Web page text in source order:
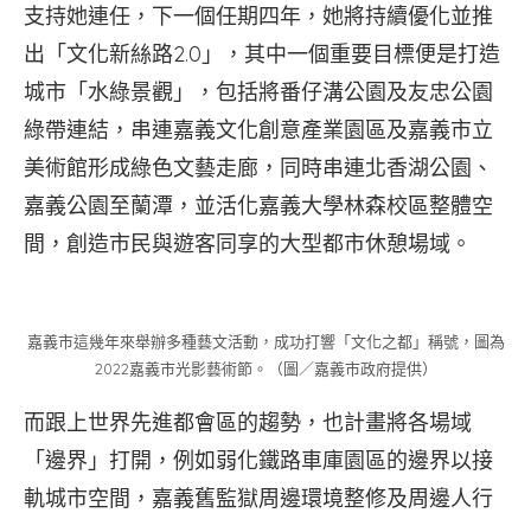
支持她連任，下一個任期四年，她將持續優化並推
出「文化新絲路2.0」，其中一個重要目標便是打造
城市「水綠景觀」，包括將番仔溝公園及友忠公園
綠帶連結，串連嘉義文化創意產業園區及嘉義市立
美術館形成綠色文藝走廊，同時串連北香湖公園、
嘉義公園至蘭潭，並活化嘉義大學林森校區整體空
間，創造市民與遊客同享的大型都市休憩場域。
嘉義市這幾年來舉辦多種藝文活動，成功打響「文化之都」稱號，圖為
2022嘉義市光影藝術節。（圖／嘉義市政府提供）
而跟上世界先進都會區的趨勢，也計畫將各場域
「邊界」打開，例如弱化鐵路車庫園區的邊界以接
軌城市空間，嘉義舊監獄周邊環境整修及周邊人行